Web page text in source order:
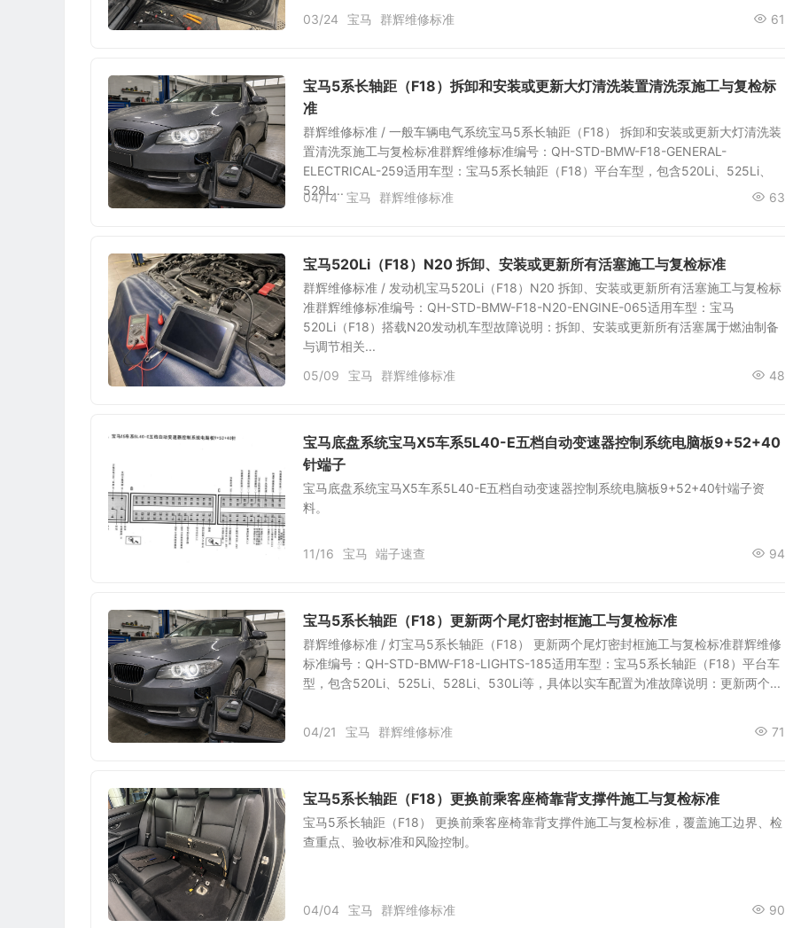
03/24 61
宝马 群辉维修标准
宝马5系长轴距（F18）拆卸和安装或更新大灯清洗装置清洗泵施工与复检标
准
群辉维修标准 / 一般车辆电气系统宝马5系长轴距（F18） 拆卸和安装或更新大灯清洗装
置清洗泵施工与复检标准群辉维修标准编号：QH-STD-BMW-F18-GENERAL-
ELECTRICAL-259适用车型：宝马5系长轴距（F18）平台车型，包含520Li、525Li、
528L...
04/14 63
宝马 群辉维修标准
宝马520Li（F18）N20 拆卸、安装或更新所有活塞施工与复检标准
群辉维修标准 / 发动机宝马520Li（F18）N20 拆卸、安装或更新所有活塞施工与复检标
准群辉维修标准编号：QH-STD-BMW-F18-N20-ENGINE-065适用车型：宝马
520Li（F18）搭载N20发动机车型故障说明：拆卸、安装或更新所有活塞属于燃油制备
与调节相关...
05/09
48
宝马 群辉维修标准
宝马底盘系统宝马X5车系5L40-E五档自动变速器控制系统电脑板9+52+40
针端子
宝马底盘系统宝马X5车系5L40-E五档自动变速器控制系统电脑板9+52+40针端子资
料。
11/16 94
宝马 端子速查
宝马5系长轴距（F18）更新两个尾灯密封框施工与复检标准
群辉维修标准 / 灯宝马5系长轴距（F18） 更新两个尾灯密封框施工与复检标准群辉维修
标准编号：QH-STD-BMW-F18-LIGHTS-185适用车型：宝马5系长轴距（F18）平台车
型，包含520Li、525Li、528Li、530Li等，具体以实车配置为准故障说明：更新两个...
04/21 71
宝马 群辉维修标准
宝马5系长轴距（F18）更换前乘客座椅靠背支撑件施工与复检标准
宝马5系长轴距（F18） 更换前乘客座椅靠背支撑件施工与复检标准，覆盖施工边界、检
查重点、验收标准和风险控制。
04/04 90
宝马 群辉维修标准